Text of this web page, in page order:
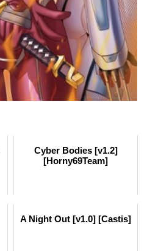
Cyber Bodies [v1.2]
[Horny69Team]
A Night Out [v1.0] [Castis]